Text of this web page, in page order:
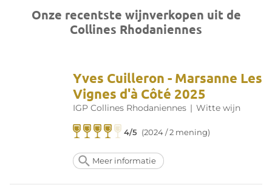
Onze recentste wijnverkopen uit de
Collines Rhodaniennes
Yves Cuilleron - Marsanne Les
Vignes d'à Côté 2025
IGP Collines Rhodaniennes | Witte wijn
4/5 (2024 / 2 mening)
Meer informatie